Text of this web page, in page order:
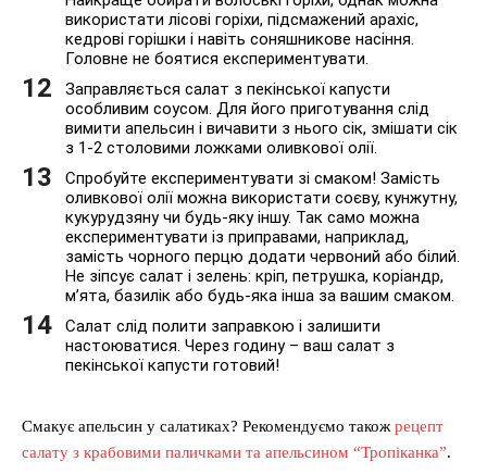
використати лісові горіхи, підсмажений арахіс,
кедрові горішки і навіть соняшникове насіння.
Головне не боятися експериментувати.
Заправляється салат з пекінської капусти
особливим соусом. Для його приготування слід
вимити апельсин і вичавити з нього сік, змішати сік
з 1-2 столовими ложками оливкової олії.
Спробуйте експериментувати зі смаком! Замість
оливкової олії можна використати соєву, кунжутну,
кукурудзяну чи будь-яку іншу. Так само можна
експериментувати із приправами, наприклад,
замість чорного перцю додати червоний або білий.
Не зіпсує салат і зелень: кріп, петрушка, коріандр,
м’ята, базилік або будь-яка інша за вашим смаком.
Салат слід полити заправкою і залишити
настоюватися. Через годину – ваш салат з
пекінської капусти готовий!
Смакує апельсин у салатиках? Рекомендуємо також рецепт
салату з крабовими паличками та апельсином “Тропіканка”.